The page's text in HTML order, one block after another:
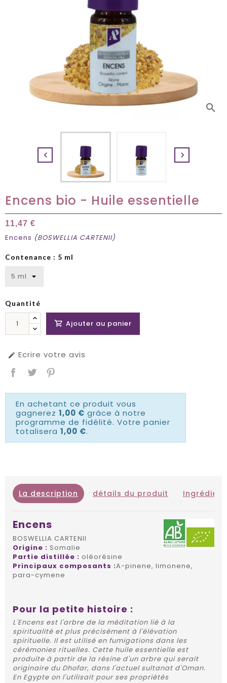
search
 
Encens bio - Huile essentielle
11,47 €
Encens (BOSWELLIA CARTENII)
Contenance : 5 ml
Quantité
 Ajouter au panier
 Ecrire votre avis
En achetant ce produit vous
gagnerez 1,00 € grâce à notre
programme de fidélité. Votre panier
totalisera 1,00 €.
La description détails du produit
Encens
BOSWELLIA CARTENII
Origine : Somalie
Partie distillée : oléorésine
Principaux composants :A-pinene, limonene,
para-cymene
Pour la petite histoire :
L'Encens est l'arbre de la méditation lié à la
spiritualité et plus précisément à l'élévation
spirituelle. Il est utilisé en fumigations dans les
cérémonies rituelles. Cette huile essentielle est
produite à partir de la résine d'un arbre qui serait
originaire du Dhofar, dans l'actuel sultanat d'Oman.
En Egypte on l'utilisait pour ses propriétés